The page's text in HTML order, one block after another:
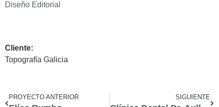
Diseño Editorial
Cliente:
Topografía Galicia
PROYECTO ANTERIOR SIGUIENTE